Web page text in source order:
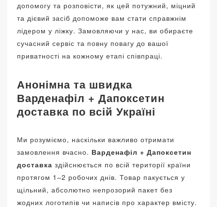
допомогу та розповісти, як цей потужний, міцний
та дієвий засіб допоможе вам стати справжнім
лідером у ліжку. Замовляючи у нас, ви обираєте
сучасний сервіс та повну повагу до вашої
приватності на кожному етапі співпраці.
Анонімна та швидка
Варденафіл + Дапоксетин
доставка по всій Україні
Ми розуміємо, наскільки важливо отримати
замовлення вчасно. Варденафіл + Дапоксетин
доставка здійснюється по всій території країни
протягом 1–2 робочих днів. Товар пакується у
щільний, абсолютно непрозорий пакет без
жодних логотипів чи написів про характер вмісту.